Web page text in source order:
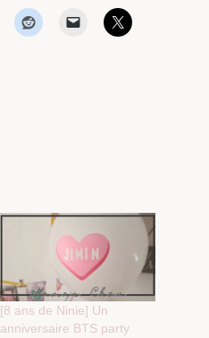
[8 ans de Ninie] Un
anniversaire BTS party